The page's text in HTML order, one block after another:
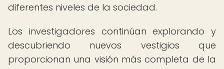
diferentes niveles de la sociedad.
Los investigadores continúan explorando y
descubriendo nuevos vestigios que
proporcionan una visión más completa de la